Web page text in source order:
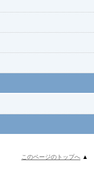
このページのトップへ ▲